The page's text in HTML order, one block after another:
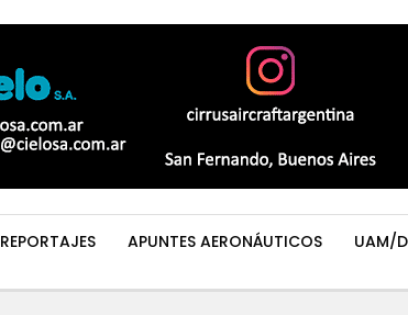
REPORTAJES APUNTES AERONÁUTICOS UAM/